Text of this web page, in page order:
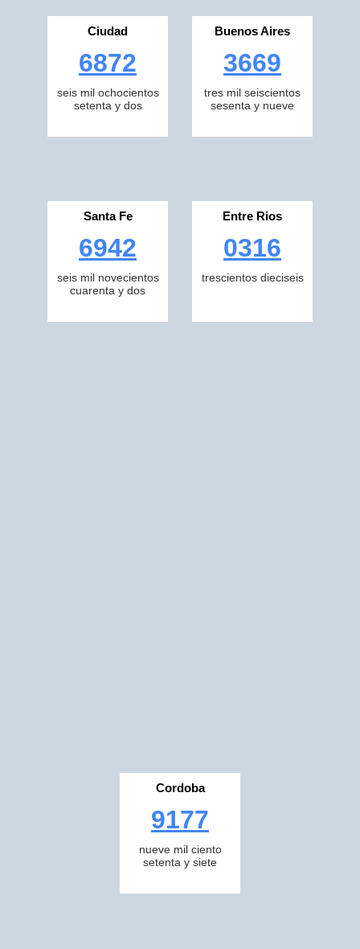
Ciudad
6872
seis mil ochocientos
setenta y dos
Buenos Aires
3669
tres mil seiscientos
sesenta y nueve
Santa Fe
6942
seis mil novecientos
cuarenta y dos
Entre Rios
0316
trescientos dieciseis
Cordoba
9177
nueve mil ciento
setenta y siete